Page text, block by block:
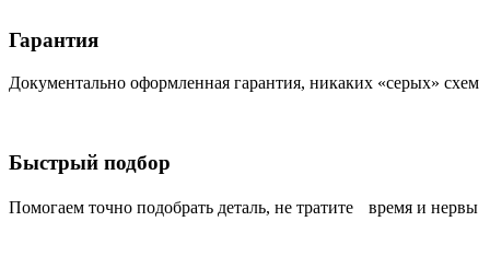
Гарантия
Документально оформленная гарантия, никаких «серых» схем
Быстрый подбор
Помогаем точно подобрать деталь, не тратите время и нервы